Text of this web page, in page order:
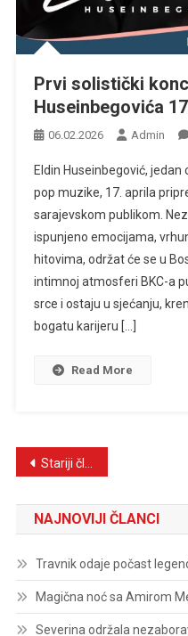
Prvi solistički
Huseinbegovića
06.02.2026 Admin
Eldin Huseinbegović,
pop muzike, 17. aprila
sarajevskom publikom.
ispunjeno emocijama,
hitovima, održat će se u
intimnoj atmosferi BKC-a
srce i ostaju u sjećanju,
bogatu karijeru […]
Read More
Navigacija
člancima
Stariji članci
NAJNOVIJI ČLANCI
Travnik odaje počast
Magična noć sa Amirom
Severina održala